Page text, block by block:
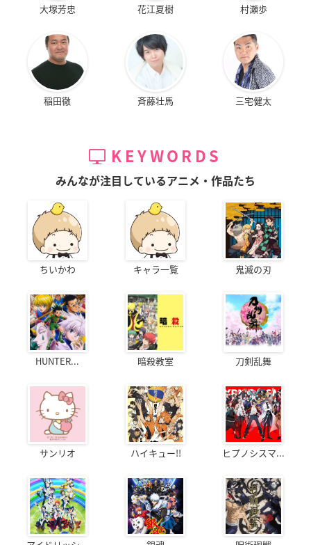
大塚芳忠 花江夏樹 村瀬歩
稲田徹 斉藤壮馬 三宅健太
KEYWORDS
みんなが注目しているアニメ・作品たち
ちいかわ キャラ一覧 鬼滅の刃
HUNTER... 暗殺教室 刀剣乱舞
サンリオ ハイキュー!! ヒプノシスマ...